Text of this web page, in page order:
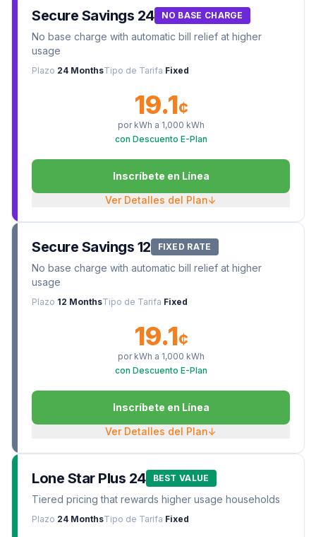
Secure Savings 24 NO BASE CHARGE
No base charge with automatic bill relief at higher
usage
Plazo 24 MonthsTipo de Tarifa Fixed
19.1¢
por kWh a 1,000 kWh
con Descuento E-Plan
Inscríbete en Línea
Ver Detalles del Plan↓
Secure Savings 12 FIXED RATE
No base charge with automatic bill relief at higher
usage
Plazo 12 MonthsTipo de Tarifa Fixed
19.1¢
por kWh a 1,000 kWh
con Descuento E-Plan
Inscríbete en Línea
Ver Detalles del Plan↓
Lone Star Plus 24 BEST VALUE
Tiered pricing that rewards higher usage households
Plazo 24 MonthsTipo de Tarifa Fixed